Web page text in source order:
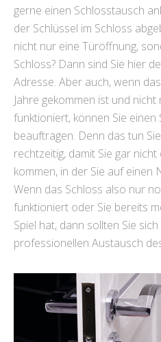
gerne einen Schlosstausch
der Schlüssel im Schloss
nicht nur eine Türöffnung,
Schloss? Dann sind Sie hier
Adresse. Aber auch, wenn
Jahre gekommen ist und
funktioniert, können Sie einen
beauftragen. Denn das tun
rechtzeitig, damit Sie gar
kommen, in der Sie auf einen
Wenn das Schloss also nur
funktioniert oder Sie bereits
Spiel hat, dann sollten Sie
professionellen Austausch